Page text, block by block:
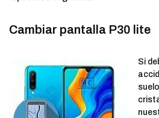
Cambiar pantalla P30 lite
Si